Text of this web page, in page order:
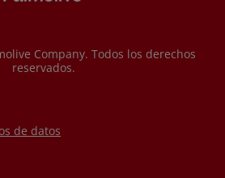
Company. Todos los derechos
reservados.
de datos